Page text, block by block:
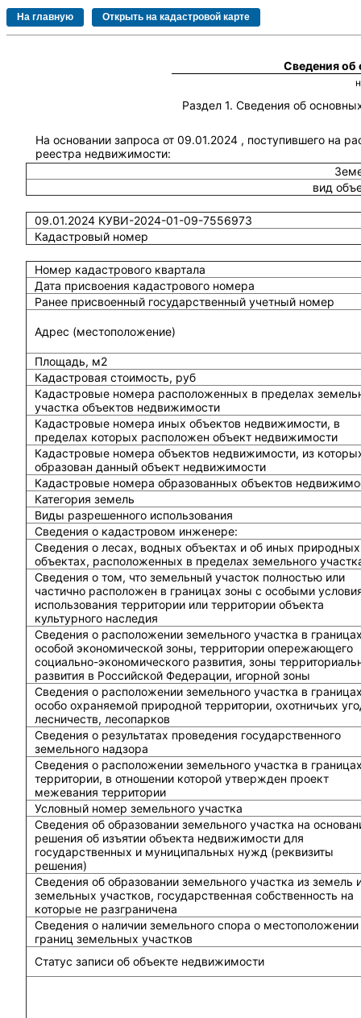
Сведения
Раздел 1. Сведения об
На основании запроса от 09.01.2024 , поступившего на
реестра недвижимости:
вид
09.01.2024 КУВИ-2024-01-09-7556973
Кадастровый номер
Номер кадастрового квартала
Дата присвоения кадастрового номера
Ранее присвоенный государственный учетный номер
Адрес (местоположение)
Площадь, м2
Кадастровая стоимость, руб
Кадастровые номера расположенных в пределах
участка объектов недвижимости
Кадастровые номера иных объектов недвижимости, в
пределах которых расположен объект недвижимости
Кадастровые номера объектов недвижимости, из
образован данный объект недвижимости
Кадастровые номера образованных объектов
Категория земель
Виды разрешенного использования
Сведения о кадастровом инженере:
Cведения о лесах, водных объектах и об иных природных
объектах, расположенных в пределах земельного
Сведения о том, что земельный участок полностью или
частично расположен в границах зоны с особыми
использования территории или территории объекта
культурного наследия
Сведения о расположении земельного участка в
особой экономической зоны, территории опережающего
социально-экономического развития, зоны
развития в Российской Федерации, игорной зоны
Сведения о расположении земельного участка в
особо охраняемой природной территории, охотничьих
лесничеств, лесопарков
Сведения о результатах проведения государственного
земельного надзора
Сведения о расположении земельного участка в
территории, в отношении которой утвержден проект
межевания территории
Условный номер земельного участка
Сведения об образовании земельного участка на
решения об изъятии объекта недвижимости для
государственных и муниципальных нужд (реквизиты
решения)
Сведения об образовании земельного участка из земель
земельных участков, государственная собственность на
которые не разграничена
Сведения о наличии земельного спора о местоположении
границ земельных участков
Статус записи об объекте недвижимости